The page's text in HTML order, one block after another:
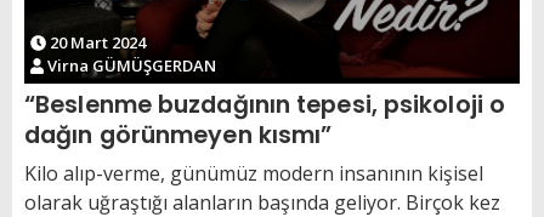
20 Mart 2024
Virna GÜMÜŞGERDAN
“Beslenme buzdağının tepesi, psikoloji o
dağın görünmeyen kısmı”
Kilo alıp-verme, günümüz modern insanının kişisel
olarak uğraştığı alanların başında geliyor. Birçok kez